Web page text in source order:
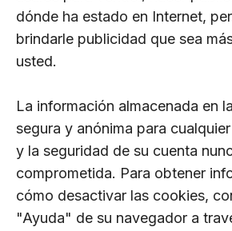
dónde ha estado en Internet,
brindarle publicidad que sea
usted.
La información almacenada en
segura y anónima para
y la seguridad de su cuenta
comprometida. Para obtener
cómo desactivar las cookies,
"Ayuda" de su navegador a